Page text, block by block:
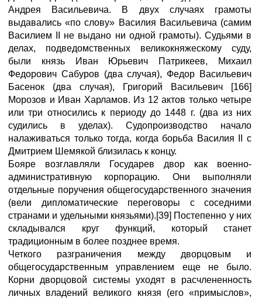
Андрея Васильевича. В двух случаях грамоты
выдавались «по слову» Василия Васильевича (самим
Василием II не выдано ни одной грамоты). Судьями в
делах, подведомственных великокняжескому суду,
были князь Иван Юрьевич Патрикеев, Михаил
Федорович Сабуров (два случая), Федор Васильевич
Басенок (два случая), Григорий Васильевич [166]
Морозов и Иван Харламов. Из 12 актов только четыре
или три относились к периоду до 1448 г. (два из них
судились в уделах). Судопроизводство начало
налаживаться только тогда, когда борьба Василия II с
Дмитрием Шемякой близилась к концу.
Бояре возглавляли Государев двор как военно-
административную корпорацию. Они выполняли
отдельные поручения общегосударственного значения
(вели дипломатические переговоры с соседними
странами и удельными князьями).[39] Постепенно у них
складывался круг функций, который станет
традиционным в более позднее время.
Четкого разграничения между дворцовым и
общегосударственным управлением еще не было.
Корни дворцовой системы уходят в расчлененность
личных владений великого князя (его «примыслов»,